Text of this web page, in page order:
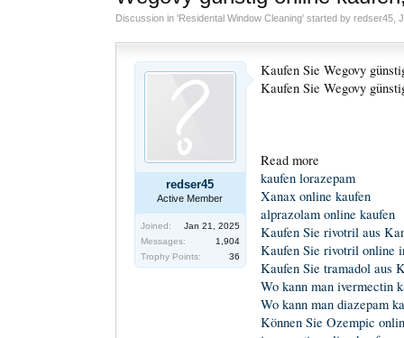
Discussion in 'Residental Window Cleaning' started by redser45,
redser45
Active Member
Joined:
Jan 21, 2025
Messages:
1,904
Trophy Points:
36
Kaufen Sie Wegovy
Kaufen Sie Wegovy
Read more
kaufen lorazepam
Xanax online kaufen
alprazolam online kaufen
Kaufen Sie rivotril aus
Kaufen Sie rivotril online
Kaufen Sie tramadol aus
Wo kann man ivermectin
Wo kann man diazepam
Können Sie Ozempic